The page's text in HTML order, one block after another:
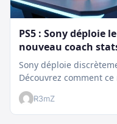
PS5 : Sony déploie
nouveau coach
Sony déploie
Découvrez comment
dashboard et booste
R3mZ